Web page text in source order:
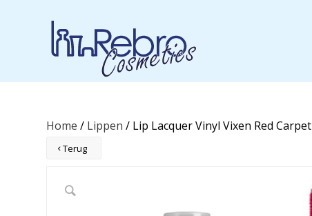
Home / Lippen / Lip Lacquer Vinyl Vixen Red Carpet
Terug